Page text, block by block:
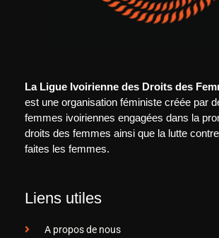
La Ligue Ivoirienne des Droits des
est une organisation féministe créée par
femmes ivoiriennes engagées dans la
droits des femmes ainsi que la lutte
faites les femmes.
Liens utiles
A propos de nous